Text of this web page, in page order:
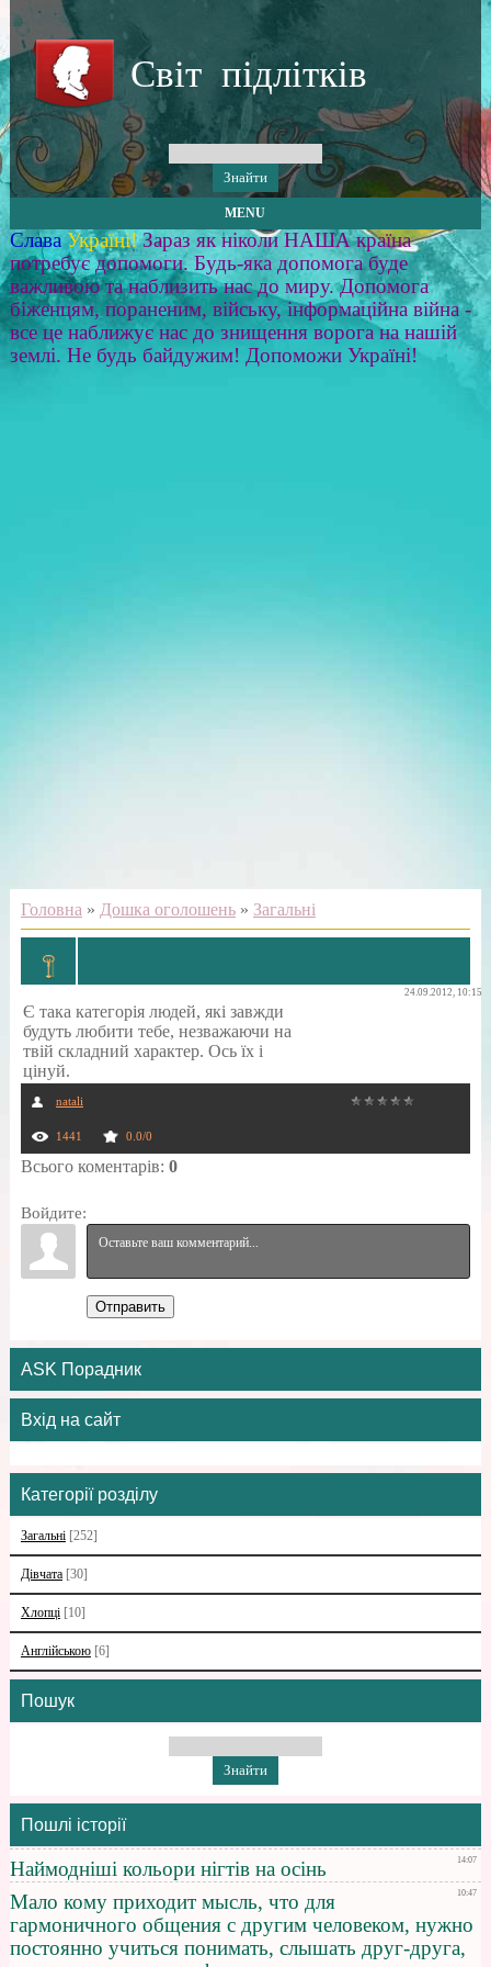
Світ підлітків
MENU
Слава Україні! Зараз як ніколи НАША країна
потребує допомоги. Будь-яка допомога буде
важливою та наблизить нас до миру. Допомога
біженцям, пораненим, війську, інформаційна війна -
все це наближує нас до знищення ворога на нашій
землі. Не будь байдужим! Допоможи Україні!
Головна » Дошка оголошень» Загальні
24.09.2012, 10:15
Є така категорія людей, які завжди
будуть любити тебе, незважаючи на
твій складний характер. Ось їх і
цінуй.
natali
1441 0.0/0
Всього коментарів: 0
Войдите:
Отправить
ASK Порадник
Вхід на сайт
Категорії розділу
Загальні [252]
Дівчата [30]
Хлопці [10]
Англійською [6]
Пошук
Пошлі історії